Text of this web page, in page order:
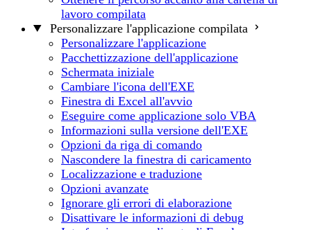
lavoro compilata
Personalizzare l'applicazione compilata
Personalizzare l'applicazione
Pacchettizzazione dell'applicazione
Schermata iniziale
Cambiare l'icona dell'EXE
Finestra di Excel all'avvio
Eseguire come applicazione solo VBA
Informazioni sulla versione dell'EXE
Opzioni da riga di comando
Nascondere la finestra di caricamento
Localizzazione e traduzione
Opzioni avanzate
Ignorare gli errori di elaborazione
Disattivare le informazioni di debug